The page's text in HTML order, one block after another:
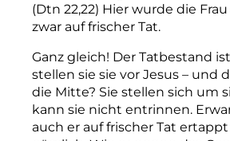
(Dtn 22,22) Hier wurde die
zwar auf frischer Tat.
Ganz gleich! Der Tatbestand
stellen sie sie vor Jesus – und
die Mitte? Sie stellen sich um
kann sie nicht entrinnen.
auch er auf frischer Tat